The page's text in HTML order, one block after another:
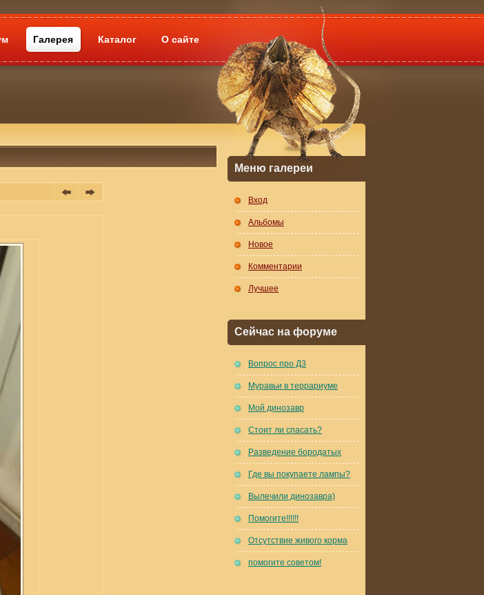
Галерея Каталог О сайте
Меню галереи
Вход
Альбомы
Новое
Комментарии
Лучшее
Сейчас на форуме
Вопрос про Д3
Муравьи в террариуме
Мой динозавр
Стоит ли спасать?
Разведение бородатых
Где вы покупаете лампы?
Вылечили динозавра)
Помогите!!!!!!
Отсутствие живого корма
помогите советом!